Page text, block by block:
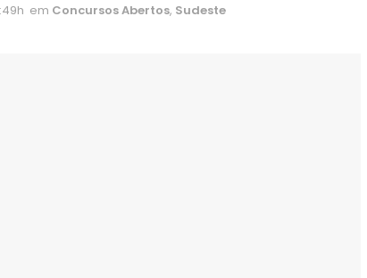
em Concursos Abertos, Sudeste